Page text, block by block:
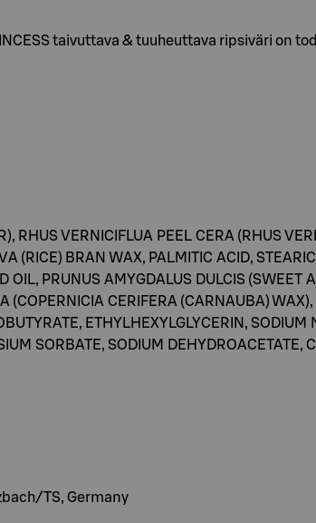
taivuttava & tuuheuttava ripsiväri on
RHUS VERNICIFLUA PEEL CERA (RHUS
(RICE) BRAN WAX, PALMITIC ACID,
OIL, PRUNUS AMYGDALUS DULCIS
(COPERNICIA CERIFERA (CARNAUBA)
ETHYLHEXYLGLYCERIN,
SORBATE, SODIUM DEHYDROACETATE,
TS, Germany